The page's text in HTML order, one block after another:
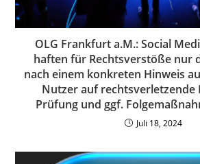
OLG Frankfurt a.M.: Social
haften für Rechtsverstöße nur
nach einem konkreten Hinweis
Nutzer auf rechtsverletzende
Prüfung und ggf.
Juli 18, 2024